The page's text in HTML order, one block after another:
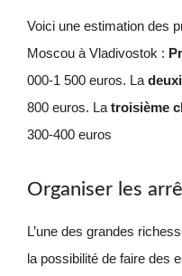
Voici une estimation des
Moscou à Vladivostok :
000-1 500 euros. La
800 euros. Latroisième
300-400 euros
Organiser les
L’une des grandes
la possibilité de faire des